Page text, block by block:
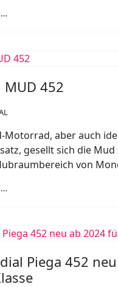
452
Motorrad, aber auch
gesellt sich die Mud
von
Piega 452